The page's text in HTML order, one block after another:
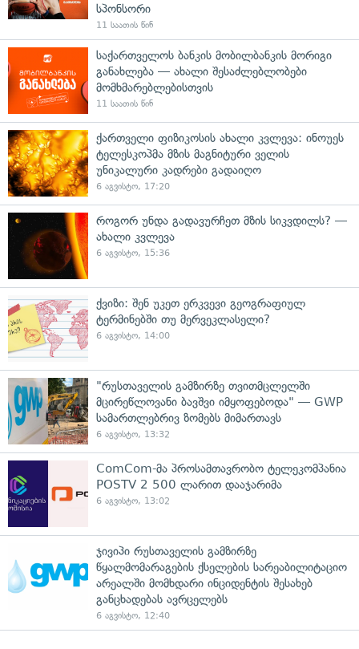
სპონსორი
11 საათის წინ
საქართველოს ბანკის მობილბანკის მორიგი
განახლება — ახალი შესაძლებლობები
მომხმარებლებისთვის
11 საათის წინ
ქართველი ფიზიკოსის ახალი კვლევა: ინოუეს
ტელესკოპმა მზის მაგნიტური ველის
უნიკალური კადრები გადაიღო
6 აგვისტო, 17:20
როგორ უნდა გადავურჩეთ მზის სიკვდილს? —
ახალი კვლევა
6 აგვისტო, 15:36
ქვიზი: შენ უკეთ ერკვევი გეოგრაფიულ
ტერმინებში თუ მერვეკლასელი?
6 აგვისტო, 14:00
"რუსთაველის გამზირზე თვითმცლელში
მცირეწლოვანი ბავშვი იმყოფებოდა" — GWP
სამართლებრივ ზომებს მიმართავს
6 აგვისტო, 13:32
ComCom-მა პროსამთავრობო ტელეკომპანია
POSTV 2 500 ლარით დააჯარიმა
6 აგვისტო, 13:02
ჯივიპი რუსთაველის გამზირზე
წყალმომარაგების ქსელების სარეაბილიტაციო
არეალში მომხდარი ინციდენტის შესახებ
განცხადებას ავრცელებს
6 აგვისტო, 12:40